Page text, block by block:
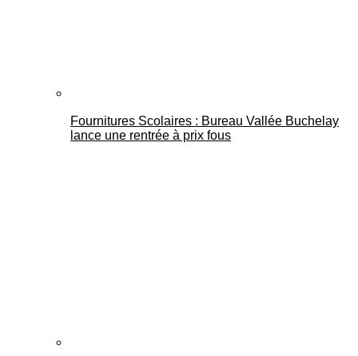
Fournitures Scolaires : Bureau Vallée Buchelay
lance une rentrée à prix fous